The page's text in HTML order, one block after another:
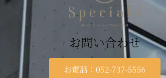
お問い合わせ
お電話：052-737-5556